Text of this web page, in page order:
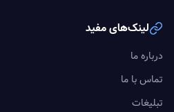
لینک‌های مفید
درباره ما
تماس با ما
تبلیغات